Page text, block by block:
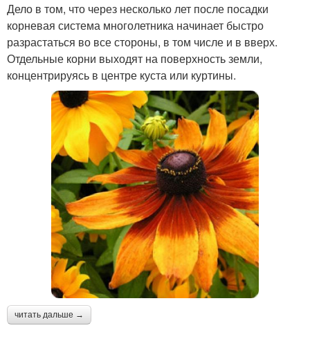
Дело в том, что через несколько лет после посадки
корневая система многолетника начинает быстро
разрастаться во все стороны, в том числе и в вверх.
Отдельные корни выходят на поверхность земли,
концентрируясь в центре куста или куртины.
читать дальше →